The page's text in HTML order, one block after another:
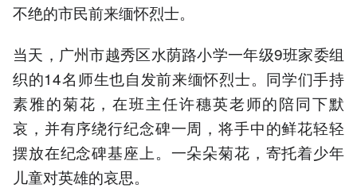
不绝的市民前来缅怀烈士。
当天，广州市越秀区水荫路小学一年级9班家委组
织的14名师生也自发前来缅怀烈士。同学们手持
素雅的菊花，在班主任许穗英老师的陪同下默
哀，并有序绕行纪念碑一周，将手中的鲜花轻轻
摆放在纪念碑基座上。一朵朵菊花，寄托着少年
儿童对英雄的哀思。